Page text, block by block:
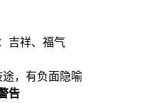
吉祥、福气
，有负面隐喻
告